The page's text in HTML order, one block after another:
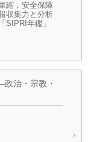
縮，安全保障
収集力と分析
SIPRI年鑑」
治・宗教・